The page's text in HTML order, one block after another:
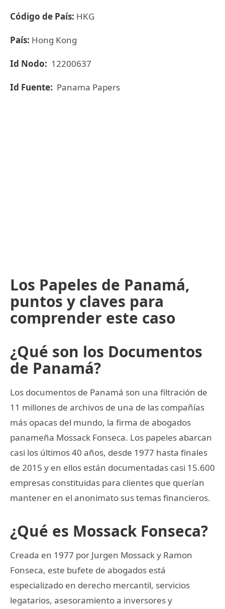
Código de País: HKG
País: Hong Kong
Id Nodo: 12200637
Id Fuente: Panama Papers
Los Papeles de Panamá,
puntos y claves para
comprender este caso
¿Qué son los Documentos
de Panamá?
Los documentos de Panamá son una filtración de
11 millones de archivos de una de las compañías
más opacas del mundo, la firma de abogados
panameña Mossack Fonseca. Los papeles abarcan
casi los últimos 40 años, desde 1977 hasta finales
de 2015 y en ellos están documentadas casi 15.600
empresas constituidas para clientes que querían
mantener en el anonimato sus temas financieros.
¿Qué es Mossack Fonseca?
Creada en 1977 por Jurgen Mossack y Ramon
Fonseca, este bufete de abogados está
especializado en derecho mercantil, servicios
legatarios, asesoramiento a inversores y